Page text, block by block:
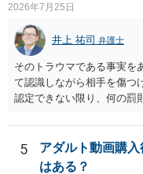
言ったやり取りをしていま
（わいせつ行為）の疑いが
能です。
2026年7月25日
井上 祐司 弁護士
そのトラウマである事実を
て認識しながら相手を傷つ
認定できない限り、何の罰
5
アダルト動画購
はある？